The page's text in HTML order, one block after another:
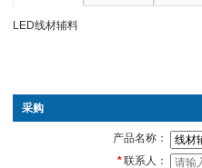
LED线材辅料
采购
产品名称：
*联系人：